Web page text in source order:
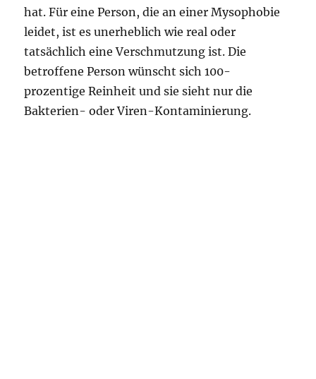
hat. Für eine Person, die an einer Mysophobie
leidet, ist es unerheblich wie real oder
tatsächlich eine Verschmutzung ist. Die
betroffene Person wünscht sich 100-
prozentige Reinheit und sie sieht nur die
Bakterien- oder Viren-Kontaminierung.